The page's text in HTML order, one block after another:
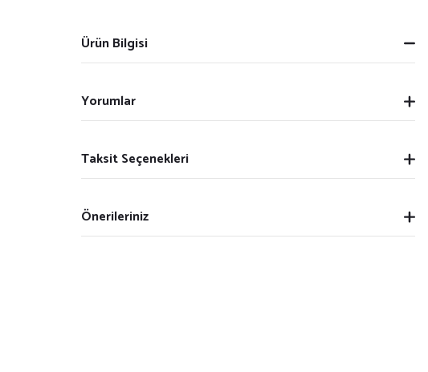
Ürün Bilgisi
Yorumlar
Taksit Seçenekleri
Önerileriniz